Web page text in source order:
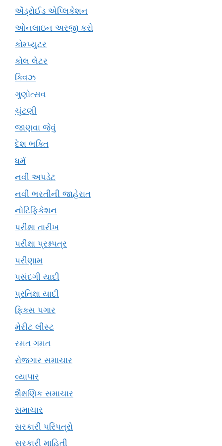
એંડ્રોઈડ એપ્લિકેશન
ઓનલાઇન અરજી કરો
કોમ્પ્યુટર
કોલ લેટર
ક્વિઝ
ગુણોત્સવ
ચુંટણી
જાણવા જેવું
દેશ ભક્તિ
ધર્મ
નવી અપડેટ
નવી ભરતીની જાહેરાત
નોટિફિકેશન
પરીક્ષા તારીખ
પરીક્ષા પ્રશ્નપત્ર
પરીણામ
પસંદગી યાદી
પ્રતિક્ષા યાદી
ફિક્સ પગાર
મેરીટ લીસ્ટ
રમત ગમત
રોજગાર સમાચાર
વ્યાપાર
શૈક્ષણિક સમાચાર
સમાચાર
સરકારી પરિપત્રો
સરકારી માહિતી